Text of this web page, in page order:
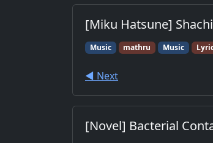
[Miku Hatsune]
Music mathru Music
◀︎ Next
[Novel] Bacterial